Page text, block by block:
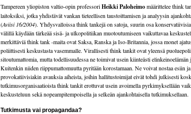
Tampereen yliopiston valtio-opin professoriHeikki Paloheimomäärittelee think
laitoksiksi, jotka yhdistävät vankan tieteellisen taustoittamisen ja analyysin
(Aviisi 16/2004). Yhdysvalloissa think tankejä on satoja, suurin osa
välillä käydään tärkeää sisä- ja ulkopolitiikan muotoutumiseen vaikuttavaa
merkittäviä think tank -maita ovat Saksa, Ranska ja Iso-Britannia, jossa monet
poliittisesti keskustasta vasemmalle. Virallisesti think tankit ovat yleensä
sitoutumattomia, mutta todellisuudessa ne toimivat usein kiinteästi elinkeinoelämän
Kuitenkin niiden riippumattomuutta pyritään korostamaan. Ne voivat nostaa esiin ja
provokatiivisiakin avauksia aiheista, joihin hallitustoimijat eivät tohdi julkisesti
tutkimusorganisaatioista think tankit erottuvat usein avoimella pyrkimyksellään
keskusteluun sekä nopeampitempoisella ja selkeän ajankohtaisella tutkimuksellaan.
Tutkimusta vai propagandaa?